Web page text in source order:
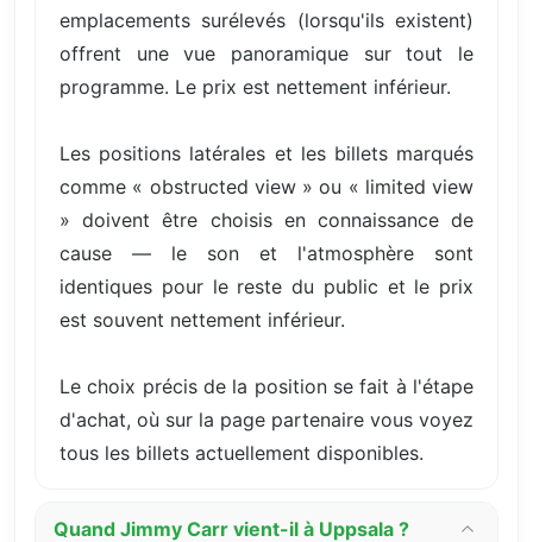
emplacements surélevés (lorsqu'ils existent)
offrent une vue panoramique sur tout le
programme. Le prix est nettement inférieur.
Les positions latérales et les billets marqués
comme « obstructed view » ou « limited view
» doivent être choisis en connaissance de
cause — le son et l'atmosphère sont
identiques pour le reste du public et le prix
est souvent nettement inférieur.
Le choix précis de la position se fait à l'étape
d'achat, où sur la page partenaire vous voyez
tous les billets actuellement disponibles.
Quand Jimmy Carr vient-il à Uppsala ?